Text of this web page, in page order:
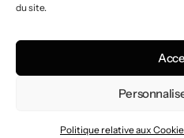
du site.
Politique relative aux